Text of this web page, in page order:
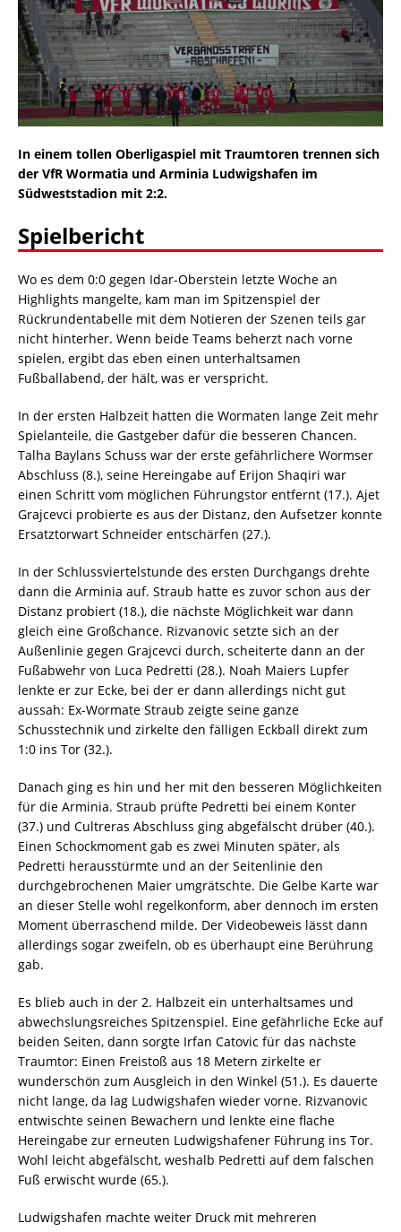
In einem tollen Oberligaspiel mit Traumtoren trennen sich
der VfR Wormatia und Arminia Ludwigshafen im
Südweststadion mit 2:2.
Spielbericht
Wo es dem 0:0 gegen Idar-Oberstein letzte Woche an
Highlights mangelte, kam man im Spitzenspiel der
Rückrundentabelle mit dem Notieren der Szenen teils gar
nicht hinterher. Wenn beide Teams beherzt nach vorne
spielen, ergibt das eben einen unterhaltsamen
Fußballabend, der hält, was er verspricht.
In der ersten Halbzeit hatten die Wormaten lange Zeit mehr
Spielanteile, die Gastgeber dafür die besseren Chancen.
Talha Baylans Schuss war der erste gefährlichere Wormser
Abschluss (8.), seine Hereingabe auf Erijon Shaqiri war
einen Schritt vom möglichen Führungstor entfernt (17.). Ajet
Grajcevci probierte es aus der Distanz, den Aufsetzer konnte
Ersatztorwart Schneider entschärfen (27.).
In der Schlussviertelstunde des ersten Durchgangs drehte
dann die Arminia auf. Straub hatte es zuvor schon aus der
Distanz probiert (18.), die nächste Möglichkeit war dann
gleich eine Großchance. Rizvanovic setzte sich an der
Außenlinie gegen Grajcevci durch, scheiterte dann an der
Fußabwehr von Luca Pedretti (28.). Noah Maiers Lupfer
lenkte er zur Ecke, bei der er dann allerdings nicht gut
aussah: Ex-Wormate Straub zeigte seine ganze
Schusstechnik und zirkelte den fälligen Eckball direkt zum
1:0 ins Tor (32.).
Danach ging es hin und her mit den besseren Möglichkeiten
für die Arminia. Straub prüfte Pedretti bei einem Konter
(37.) und Cultreras Abschluss ging abgefälscht drüber (40.).
Einen Schockmoment gab es zwei Minuten später, als
Pedretti herausstürmte und an der Seitenlinie den
durchgebrochenen Maier umgrätschte. Die Gelbe Karte war
an dieser Stelle wohl regelkonform, aber dennoch im ersten
Moment überraschend milde. Der Videobeweis lässt dann
allerdings sogar zweifeln, ob es überhaupt eine Berührung
gab.
Es blieb auch in der 2. Halbzeit ein unterhaltsames und
abwechslungsreiches Spitzenspiel. Eine gefährliche Ecke auf
beiden Seiten, dann sorgte Irfan Catovic für das nächste
Traumtor: Einen Freistoß aus 18 Metern zirkelte er
wunderschön zum Ausgleich in den Winkel (51.). Es dauerte
nicht lange, da lag Ludwigshafen wieder vorne. Rizvanovic
entwischte seinen Bewachern und lenkte eine flache
Hereingabe zur erneuten Ludwigshafener Führung ins Tor.
Wohl leicht abgefälscht, weshalb Pedretti auf dem falschen
Fuß erwischt wurde (65.).
Ludwigshafen machte weiter Druck mit mehreren